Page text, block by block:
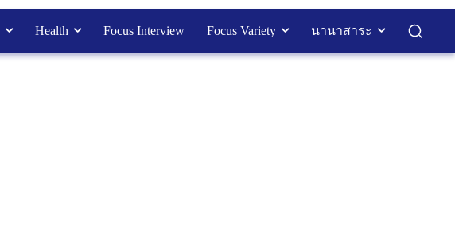
Health Focus Interview Focus Variety นานาสาระ